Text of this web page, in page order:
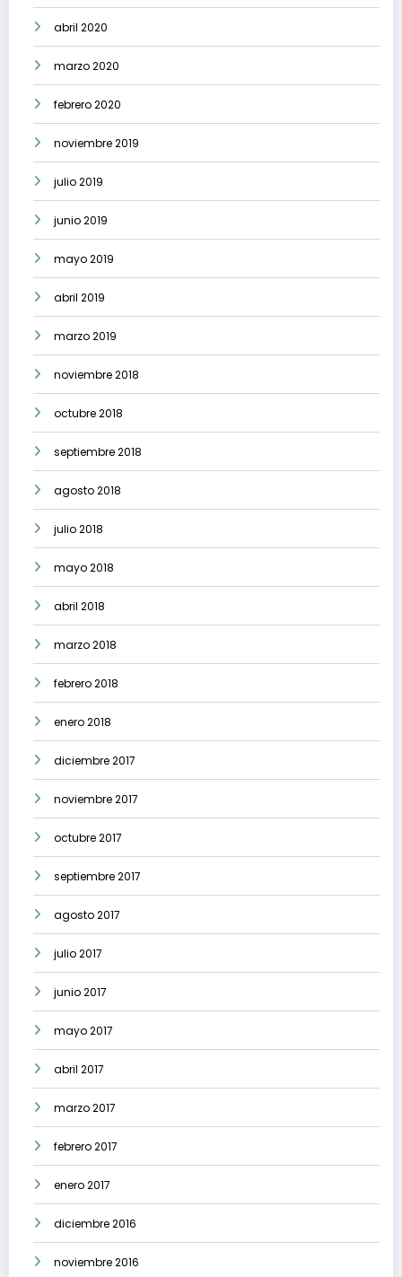
abril 2020
marzo 2020
febrero 2020
noviembre 2019
julio 2019
junio 2019
mayo 2019
abril 2019
marzo 2019
noviembre 2018
octubre 2018
septiembre 2018
agosto 2018
julio 2018
mayo 2018
abril 2018
marzo 2018
febrero 2018
enero 2018
diciembre 2017
noviembre 2017
octubre 2017
septiembre 2017
agosto 2017
julio 2017
junio 2017
mayo 2017
abril 2017
marzo 2017
febrero 2017
enero 2017
diciembre 2016
noviembre 2016